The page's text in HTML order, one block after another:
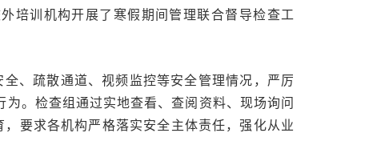
培训机构开展了寒假期间管理联合督导检查工
、疏散通道、视频监控等安全管理情况，严厉
。检查组通过实地查看、查阅资料、现场询问
要求各机构严格落实安全主体责任，强化从业